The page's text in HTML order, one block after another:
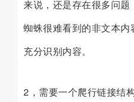
来说，还是存在很多问
蜘蛛很难看到的非文本
充分识别内容。
2，需要一个爬行链接结